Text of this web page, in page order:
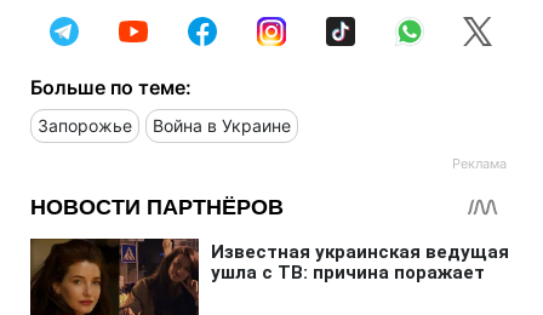
Больше по теме:
Запорожье Война в Украине